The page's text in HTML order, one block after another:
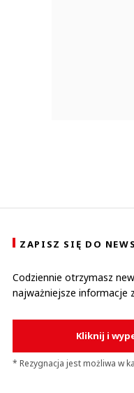
ZAPISZ SIĘ DO
Codziennie otrzymasz
najważniejsze informacje
Kliknij i
* Rezygnacja jest możliwa w